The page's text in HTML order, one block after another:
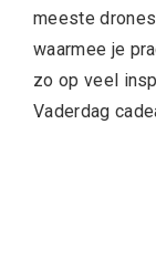
meeste
waarmee je
zo op veel
Vaderdag